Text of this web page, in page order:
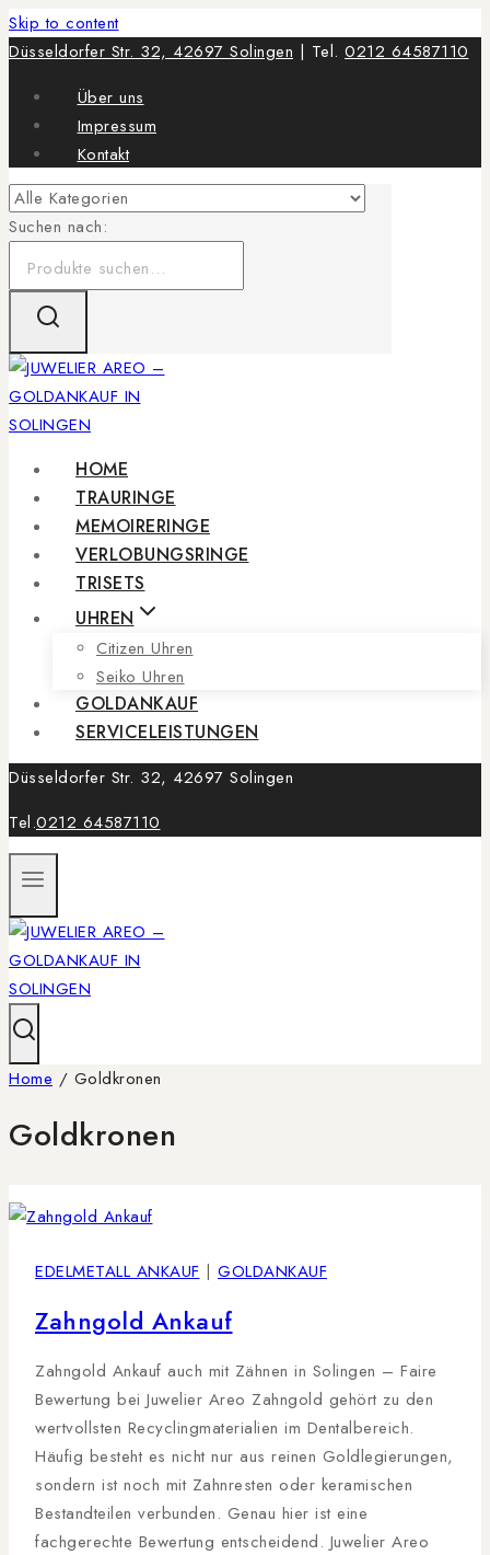
Skip to content
Düsseldorfer Str. 32, 42697 Solingen | Tel. 0212 64587110
Über uns
Impressum
Kontakt
Suchen nach:
HOME
TRAURINGE
MEMOIRERINGE
VERLOBUNGSRINGE
TRISETS
UHREN
Citizen Uhren
Seiko Uhren
GOLDANKAUF
SERVICELEISTUNGEN
Düsseldorfer Str. 32, 42697 Solingen
Tel.0212 64587110
Home / Goldkronen
Goldkronen
EDELMETALL ANKAUF | GOLDANKAUF
Zahngold Ankauf
Zahngold Ankauf auch mit Zähnen in Solingen – Faire
Bewertung bei Juwelier Areo Zahngold gehört zu den
wertvollsten Recyclingmaterialien im Dentalbereich.
Häufig besteht es nicht nur aus reinen Goldlegierungen,
sondern ist noch mit Zahnresten oder keramischen
Bestandteilen verbunden. Genau hier ist eine
fachgerechte Bewertung entscheidend. Juwelier Areo